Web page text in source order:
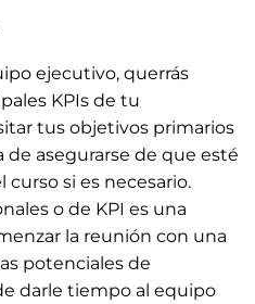
ejecutivo, querrás
KPIs de tu
tus objetivos primarios
asegurarse de que esté
curso si es necesario.
o de KPI es una
la reunión con una
potenciales de
darle tiempo al equipo